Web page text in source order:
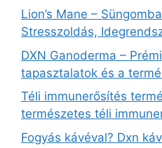
Lion’s Mane –
Stresszoldás,
DXN Ganoderma –
tapasztalatok és a
Téli immunerősítés
természetes téli
Fogyás kávéval? Dxn